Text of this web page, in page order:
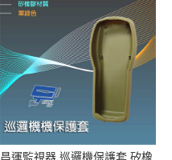
昌運監視器 巡邏機保護套 矽橡